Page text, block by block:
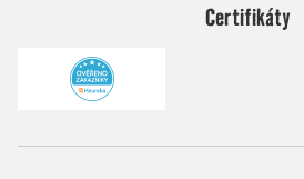
Certifikáty